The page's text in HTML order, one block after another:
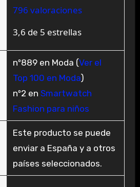
796 valoraciones
3,6 de 5 estrellas
nº889 en Moda (Ver el
Top 100 en Moda)
nº2 en Smartwatch
Fashion para niños
Este producto se puede
enviar a España y a otros
países seleccionados.